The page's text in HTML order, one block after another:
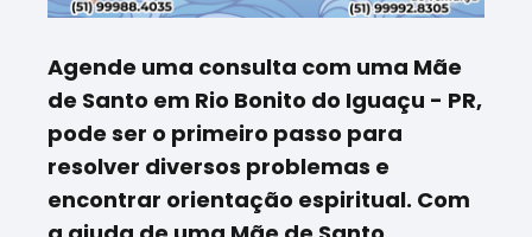
Agende uma consulta com uma Mãe
de Santo em Rio Bonito do Iguaçu - PR,
pode ser o primeiro passo para
resolver diversos problemas e
encontrar orientação espiritual. Com